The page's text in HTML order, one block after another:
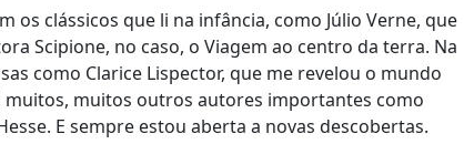
os clássicos que li na infância, como Júlio Verne, que
Scipione, no caso, o Viagem ao centro da terra. Na
como Clarice Lispector, que me revelou o mundo
muitos, muitos outros autores importantes como
E sempre estou aberta a novas descobertas.